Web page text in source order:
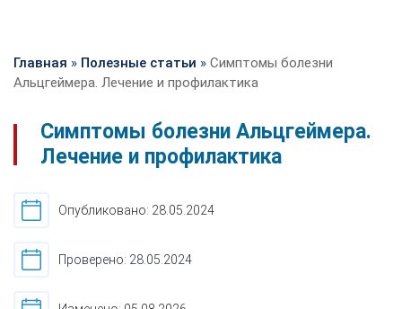
Главная » Полезные статьи » Симптомы болезни
Альцгеймера. Лечение и профилактика
Симптомы болезни Альцгеймера.
Лечение и профилактика
Опубликовано: 28.05.2024
Проверено: 28.05.2024